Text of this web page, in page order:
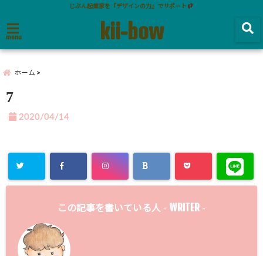
じぶん起業家を『デザインの力』でサポート
menu kii-bow
ホーム
7
2020/04/14
この記事を書いている人 - WRITER -